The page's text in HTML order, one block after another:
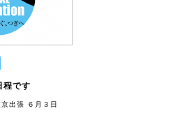
程です
出張 ６月３日